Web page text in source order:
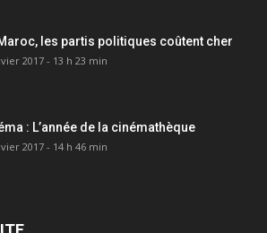
les partis politiques coûtent cher
2017 - 13 h 23 min
: L’année de la cinémathèque
2017 - 14 h 46 min